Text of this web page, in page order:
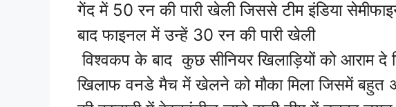
गेंद में 50 रन की पारी खेली जिससे टीम इंडिया
बाद फाइनल में उन्हें 30 रन की पारी खेली
विश्वकप के बाद कुछ सीनियर खिलाड़ियों को आराम दे
खिलाफ वनडे मैच में खेलने को मौका मिला जिसमें बहुत